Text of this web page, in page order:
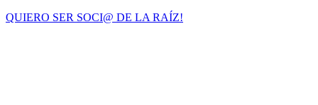
QUIERO SER SOCI@ DE LA RAÍZ!